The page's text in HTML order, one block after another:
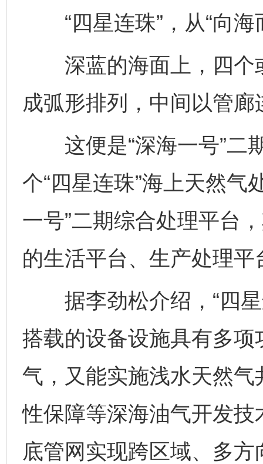
“四星连珠”，从“向海
深蓝的海面上，四个
成弧形排列，中间以管廊
这便是“深海一号”二
个“四星连珠”海上天然气
一号”二期综合处理平台
的生活平台、生产处理
据李劲松介绍，“四星
搭载的设备设施具有多
气，又能实施浅水天然
性保障等深海油气开发
底管网实现跨区域、多